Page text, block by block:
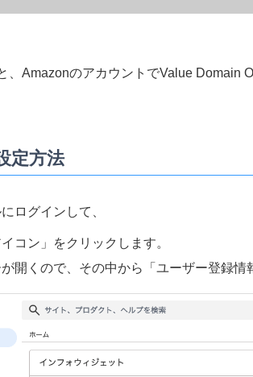
、AmazonのアカウントでValue Domain
定方法
ログインして、
コン」をクリックします。
開くので、その中から「ユーザー登録情